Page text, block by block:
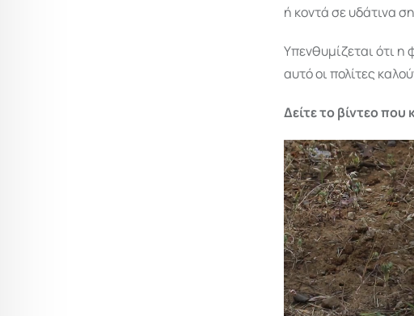
ή κοντά σε υδάτινα
Υπενθυμίζεται ότι η
αυτό οι πολίτες
Δείτε το βίντεο
Πρόγραμμα
Αναπαραγωγής
Βίντεο